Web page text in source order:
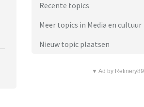
Recente topics
Meer topics in Media en cultuur
Nieuw topic plaatsen
▼ Ad by Refinery89